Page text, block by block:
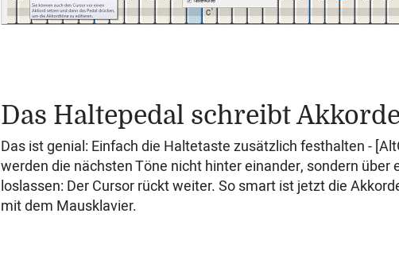
Das Haltepedal schreibt
Das ist genial: Einfach die Haltetaste zusätzlich festhalten -
werden die nächsten Töne nicht hinter einander, sondern
loslassen: Der Cursor rückt weiter. So smart ist jetzt die
mit dem Mausklavier.